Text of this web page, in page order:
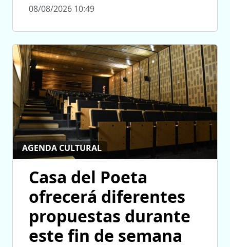
08/08/2026 10:49
AGENDA CULTURAL
Casa del Poeta
ofrecerá diferentes
propuestas durante
este fin de semana